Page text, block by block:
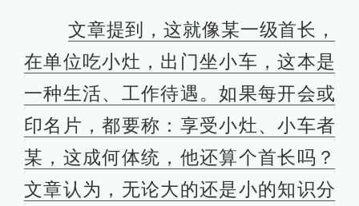
文章提到，这就像某一级首长，
在单位吃小灶，出门坐小车，这本是
一种生活、工作待遇。如果每开会或
印名片，都要称：享受小灶、小车者
某，这成何体统，他还算个首长吗？
文章认为，无论大的还是小的知识分